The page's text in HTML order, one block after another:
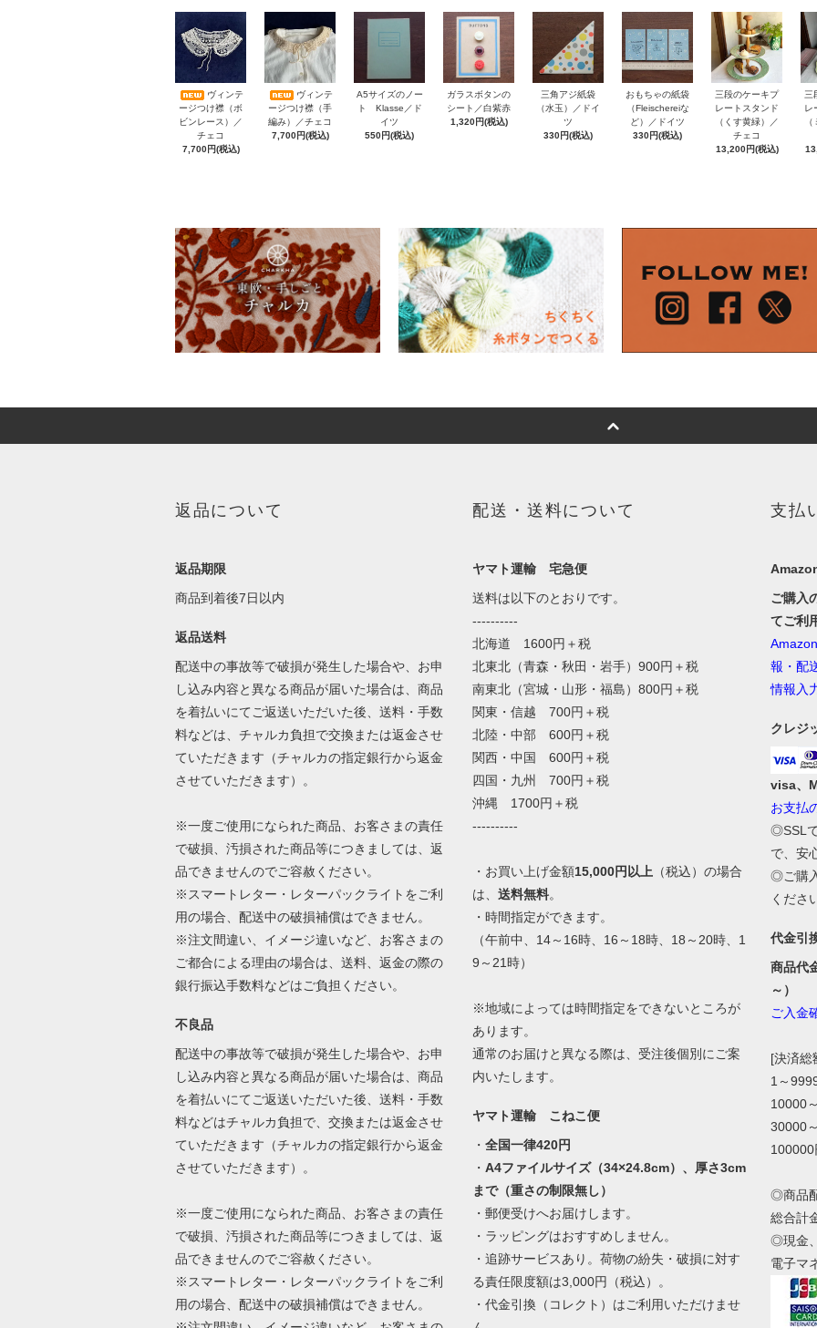
ヴィンテ
ージつけ襟（ボ
ビンレース）／
チェコ
7,700円(税込)
ヴィンテ
ージつけ襟（手
編み）／チェコ
7,700円(税込)
A5サイズのノー
ト Klasse／ド
イツ
550円(税込)
ガラスボタンの
シート／白紫赤
1,320円(税込)
三角アジ紙袋
（水玉）／ドイ
ツ
330円(税込)
おもちゃの紙袋
（Fleischereiな
ど）／ドイツ
330円(税込)
三段のケーキプ
レートスタンド
（くす黄緑）／
チェコ
13,200円(税込)
三
レ
返品について
返品期限
商品到着後7日以内
返品送料
配送中の事故等で破損が発生した場合や、お申
し込み内容と異なる商品が届いた場合は、商品
を着払いにてご返送いただいた後、送料・手数
料などは、チャルカ負担で交換または返金させ
ていただきます（チャルカの指定銀行から返金
させていただきます）。
※一度ご使用になられた商品、お客さまの責任
で破損、汚損された商品等につきましては、返
品できませんのでご容赦ください。
※スマートレター・レターパックライトをご利
用の場合、配送中の破損補償はできません。
※注文間違い、イメージ違いなど、お客さまの
ご都合による理由の場合は、送料、返金の際の
銀行振込手数料などはご負担ください。
不良品
配送中の事故等で破損が発生した場合や、お申
し込み内容と異なる商品が届いた場合は、商品
を着払いにてご返送いただいた後、送料・手数
料などはチャルカ負担で、交換または返金させ
ていただきます（チャルカの指定銀行から返金
させていただきます）。
※一度ご使用になられた商品、お客さまの責任
で破損、汚損された商品等につきましては、返
品できませんのでご容赦ください。
※スマートレター・レターパックライトをご利
用の場合、配送中の破損補償はできません。
配送・送料について
ヤマト運輸 宅急便
送料は以下のとおりです。
----------
北海道 1600円＋税
北東北（青森・秋田・岩手）900円＋税
南東北（宮城・山形・福島）800円＋税
関東・信越 700円＋税
北陸・中部 600円＋税
関西・中国 600円＋税
四国・九州 700円＋税
沖縄 1700円＋税
----------
・お買い上げ金額15,000円以上 （税込）の場合
は、送料無料。
・時間指定ができます。
（午前中、14～16時、16～18時、18～20時、1
9～21時）
※地域によっては時間指定をできないところが
あります。
通常のお届けと異なる際は、受注後個別にご案
内いたします。
ヤマト運輸 こねこ便
・全国一律420円
・A4ファイルサイズ（34×24.8cm）、厚さ3cm
まで（重さの制限無し）
・郵便受けへお届けします。
・ラッピングはおすすめしません。
・追跡サービスあり。荷物の紛失・破損に対す
る責任限度額は3,000円（税込）。
・代金引換（コレクト）はご利用いただけませ
支払
ご購入
てご利
報・配
情報入
クレジ
visa、
お支払
◎SSL
で、安
◎ご購
くださ
代金引
商品代
～）
ご入金
[決済総
1～
10000
30000
◎商品
総合計
◎現金
電子マ